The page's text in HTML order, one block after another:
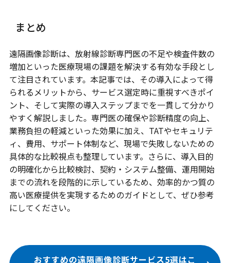
まとめ
遠隔画像診断は、放射線診断専門医の不足や検査件数の
増加といった医療現場の課題を解決する有効な手段とし
て注目されています。本記事では、その導入によって得
られるメリットから、サービス選定時に重視すべきポイ
ント、そして実際の導入ステップまでを一貫して分かり
やすく解説しました。専門医の確保や診断精度の向上、
業務負担の軽減といった効果に加え、TATやセキュリテ
ィ、費用、サポート体制など、現場で失敗しないための
具体的な比較視点も整理しています。さらに、導入目的
の明確化から比較検討、契約・システム整備、運用開始
までの流れを段階的に示しているため、効率的かつ質の
高い医療提供を実現するためのガイドとして、ぜひ参考
にしてください。
おすすめの遠隔画像診断サービス5選はこ